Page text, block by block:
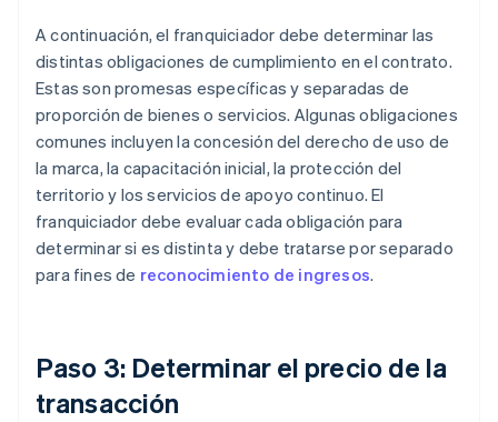
A continuación, el franquiciador debe determinar las
distintas obligaciones de cumplimiento en el contrato.
Estas son promesas específicas y separadas de
proporción de bienes o servicios. Algunas obligaciones
comunes incluyen la concesión del derecho de uso de
la marca, la capacitación inicial, la protección del
territorio y los servicios de apoyo continuo. El
franquiciador debe evaluar cada obligación para
determinar si es distinta y debe tratarse por separado
para fines de reconocimiento de ingresos.
Paso 3: Determinar el precio de la
transacción